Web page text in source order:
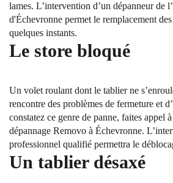
lames. L’intervention d’un dépanneur de
d'Échevronne permet le remplacement des
quelques instants.
Le store bloqué
Un volet roulant dont le tablier ne
rencontre des problèmes de fermeture et
constatez ce genre de panne, faites appel
dépannage Removo à Échevronne.
professionnel qualifié permettra le
Un tablier désaxé